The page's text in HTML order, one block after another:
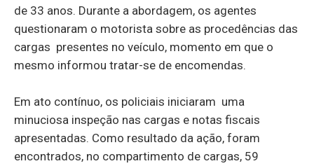
de 33 anos. Durante a abordagem, os agentes
questionaram o motorista sobre as procedências das
cargas presentes no veículo, momento em que o
mesmo informou tratar-se de encomendas.
Em ato contínuo, os policiais iniciaram uma
minuciosa inspeção nas cargas e notas fiscais
apresentadas. Como resultado da ação, foram
encontrados, no compartimento de cargas, 59